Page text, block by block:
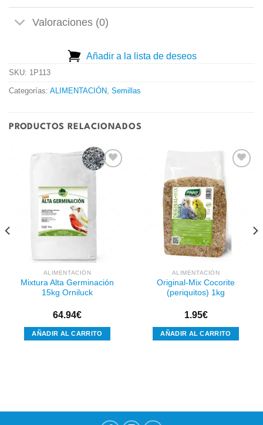
Valoraciones (0)
Añadir a la lista de deseos
SKU: 1P113
Categorías: ALIMENTACIÓN Semillas
PRODUCTOS RELACIONADOS
ALIMENTACIÓN
Mixtura Alta Germinación
15kg Orniluck
64.94€
AÑADIR AL CARRITO
lista de
deseos
ALIMENTACIÓN
Original-Mix Cocorite
(periquitos) 1kg
1.95€
AÑADIR AL CARRITO